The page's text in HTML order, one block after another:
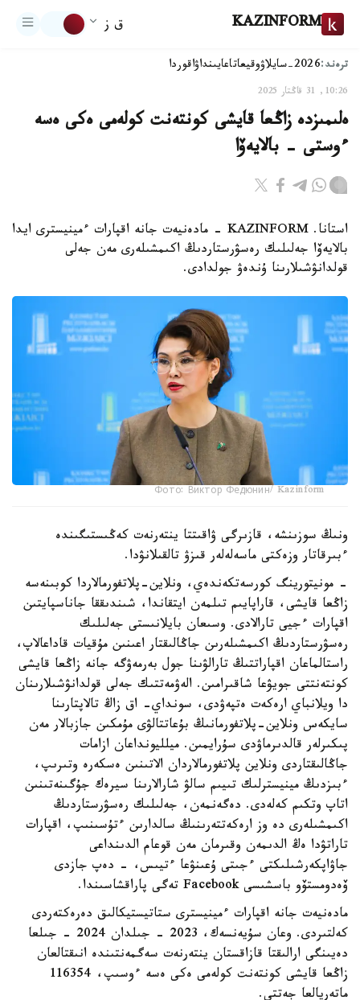
KAZINFORM ق ز
ترەند:2026-سايلاۋ وقيعاتاعايىنداۋاقوردا
10:26, 31 قاڭتار 2025
ەلىمىزدە زاڭعا قايشى كونتەنت كولەمى ەكى ەسە
ءوستى - بالايەۆا
استانا. KAZINFORM - مادەنيەت جانە اقپارات ءمينيسترى ايدا
بالايەۆا جەلىلىك رەسۋرستاردىڭ اكىمشىلەرى مەن جەلى
قولدانۋشىلارىنا ۇندەۋ جولدادى.
Фото: Виктор Федюнин/ Kazinform
ونىڭ سوزىنشە، قازىرگى ۋاقىتتا ينتەرنەت كەڭىستىگىندە
ءبىرقاتار وزەكتى ماسەلەلەر قىزۋ تالقىلانۋدا.
- مونيتورينگ كورسەتكەندەي، ونلاين-پلاتفورمالاردا كوبىنەسە
زاڭعا قايشى، قاراپايىم تىلمەن ايتقاندا، شىندىققا جاناسپايتىن
اقپارات ءجيى تارالادى. وسىعان بايلانىستى جەلىلىك
رەسۋرستاردىڭ اكىمشىلەرىن جاڭالىقتار اعىنىن مۇقيات قاداعالاپ،
راستالماعان اقپاراتتىڭ تارالۋىنا جول بەرمەۋگە جانە زاڭعا قايشى
كونتەنتتى جويۋعا شاقىرامىن. الەۋمەتتىك جەلى قولدانۋشىلارىنان
دا ويلانباي ارەكەت ەتپەۋدى، سونداي- اق زاڭ تالاپتارىنا
سايكەس ونلاين-پلاتفورمانىڭ بۇعاتتالۋى مۇمكىن جازبالار مەن
پىكىرلەر قالدىرماۋدى سۇرايمىن. ميلليونداعان ازامات
جاڭالىقتاردى ونلاين پلاتفورمالاردان الاتىنىن ەسكەرە وتىرىپ،
ءبىزدىڭ مينيسترلىك تىيىم سالۋ شارالارىنا سيرەك جۇگىنەتىنىن
اتاپ وتكىم كەلەدى. دەگەنمەن، جەلىلىك رەسۋرستاردىڭ
اكىمشىلەرى دە وز ارەكەتتەرىنىڭ سالدارىن ءتۇسىنىپ، اقپارات
تاراتۋدا ەڭ الدىمەن وقىرمان مەن قوعام الدىنداعى
جاۋاپكەرشىلىكتى ءجىتى ۇعىنۋعا ءتيىس، - دەپ جازدى
ۆەدومستۆو باسشىسى Facebook تەگى پاراقشاسىندا.
مادەنيەت جانە اقپارات ءمينيسترى ستاتيستيكالىق دەرەكتەردى
كەلتىردى. وعان سۇيەنسەك، 2023 - جىلدان 2024 - جىلعا
دەيىنگى ارالىقتا قازاقستان ينتەرنەت سەگمەنتىندە انىقتالعان
زاڭعا قايشى كونتەنت كولەمى ەكى ەسە ءوسىپ، 116354
ماتەريالعا جەتتى.